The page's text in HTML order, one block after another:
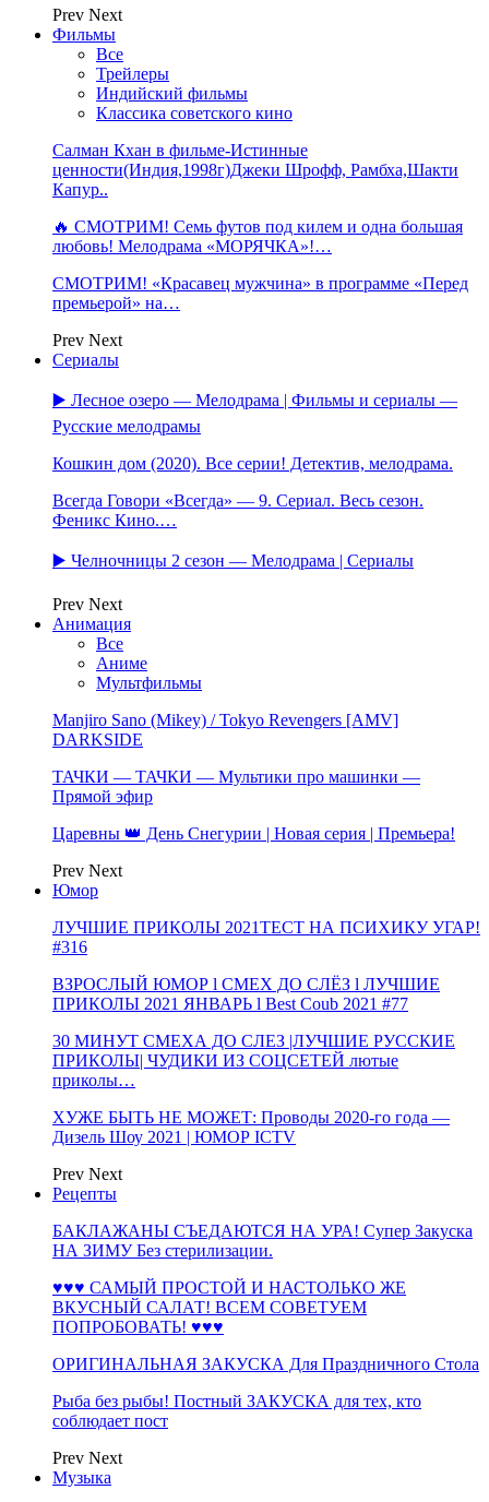
Prev Next
Фильмы
Все
Трейлеры
Индийский фильмы
Классика советского кино
Салман Кхан в фильме-Истинные
ценности(Индия,1998г)Джеки Шрофф, Рамбха,Шакти
Капур..
🔥 СМОТРИМ! Семь футов под килем и одна большая
любовь! Мелодрама «МОРЯЧКА»!…
СМОТРИМ! «Красавец мужчина» в программе «Перед
премьерой» на…
Prev Next
Сериалы
▶️ Лесное озеро — Мелодрама | Фильмы и сериалы —
Русские мелодрамы
Кошкин дом (2020). Все серии! Детектив, мелодрама.
Всегда Говори «Всегда» — 9. Сериал. Весь сезон.
Феникс Кино.…
▶️ Челночницы 2 сезон — Мелодрама | Сериалы
Prev Next
Анимация
Все
Аниме
Мультфильмы
Manjiro Sano (Mikey) / Tokyo Revengers [AMV]
DARKSIDE
ТАЧКИ — ТАЧКИ — Мультики про машинки —
Прямой эфир
Царевны 👑 День Снегурии | Новая серия | Премьера!
Prev Next
Юмор
ЛУЧШИЕ ПРИКОЛЫ 2021ТЕСТ НА ПСИХИКУ УГАР!
#316
ВЗРОСЛЫЙ ЮМОР l СМЕХ ДО СЛЁЗ l ЛУЧШИЕ
ПРИКОЛЫ 2021 ЯНВАРЬ l Best Coub 2021 #77
30 МИНУТ СМЕХА ДО СЛЕЗ |ЛУЧШИЕ РУССКИЕ
ПРИКОЛЫ| ЧУДИКИ ИЗ СОЦСЕТЕЙ лютые
приколы…
ХУЖЕ БЫТЬ НЕ МОЖЕТ: Проводы 2020-го года —
Дизель Шоу 2021 | ЮМОР ICTV
Prev Next
Рецепты
БАКЛАЖАНЫ СЪЕДАЮТСЯ НА УРА! Супер Закуска
НА ЗИМУ Без стерилизации.
♥♥♥ САМЫЙ ПРОСТОЙ И НАСТОЛЬКО ЖЕ
ВКУСНЫЙ САЛАТ! ВСЕМ СОВЕТУЕМ
ПОПРОБОВАТЬ! ♥♥♥
ОРИГИНАЛЬНАЯ ЗАКУСКА Для Праздничного Стола
Рыба без рыбы! Постный ЗАКУСКА для тех, кто
соблюдает пост
Prev Next
Музыка